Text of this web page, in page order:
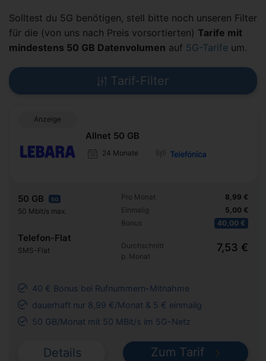
Solltest du 5G benötigen, stell bitte noch unseren Filter
für die (von uns nach Preis vorsortierten) Tarife mit
mindestens 50 GB Datenvolumen auf 5G-Tarife um.
Tarif-Filter
Anzeige
Allnet 50 GB
24 Monate
50 GB 5G
50 Mbit/s max.
Telefon-Flat
SMS-Flat
Pro Monat
Einmalig
Bonus
8,99 €
5,00 €
40,00 €
Durchschnitt
p. Monat
7,53 €
40 € Bonus bei Rufnummern-Mitnahme
dauerhaft nur 8,99 €/Monat & 5 € einmalig
50 GB/Monat mit 50 MBit/s im 5G-Netz
Details Zum Tarif